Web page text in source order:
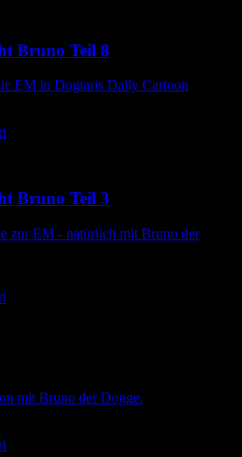
Bruno Teil 8
EM in Dogtaris Daily Cartoon
Bruno Teil 3
zur EM - natürlich mit Bruno der
mit Bruno der Dogge.